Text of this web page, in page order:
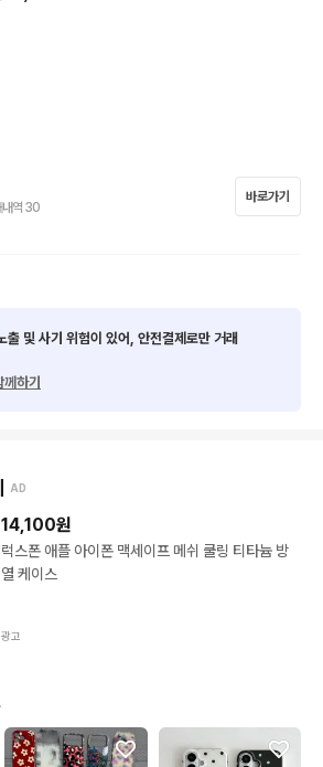
내역 30
바로가기
출 및 사기 위험이 있어, 안전결제로만 거래
하기
AD
14,100원
럭스폰 애플 아이폰 맥세이프 메쉬 쿨링 티타늄 방
열 케이스
광고